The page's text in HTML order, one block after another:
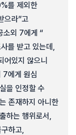
를 제외한
으라”고
소외 7에게 “
를 받고 있는데,
어있지 않으니
7에게 원심
을 인정할 수
존재하지 아니한
하는 행위로서,
하고,